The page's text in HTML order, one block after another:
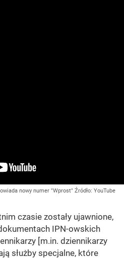
nowy numer "Wprost" Źródło: YouTube
czasie zostały ujawnione,
IPN-owskich
[m.in. dziennikarzy
służby specjalne, które